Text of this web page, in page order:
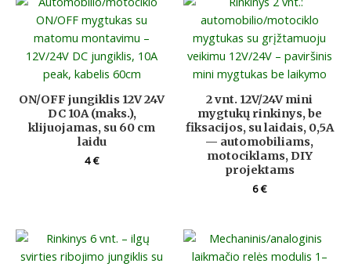
ON/OFF jungiklis 12V 24V
DC 10A (maks.),
klijuojamas, su 60 cm
laidu
4€
2 vnt. 12V/24V mini
mygtukų rinkinys, be
fiksacijos, su laidais, 0,5A
— automobiliams,
motociklams, DIY
projektams
6€